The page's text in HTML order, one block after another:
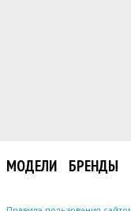
МОДЕЛИ БРЕНДЫ